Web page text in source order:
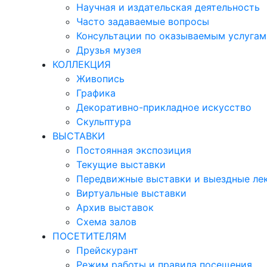
Научная и издательская деятельность
Часто задаваемые вопросы
Консультации по оказываемым услугам
Друзья музея
КОЛЛЕКЦИЯ
Живопись
Графика
Декоративно-прикладное искусство
Скульптура
ВЫСТАВКИ
Постоянная экспозиция
Текущие выставки
Передвижные выставки и выездные
Виртуальные выставки
Архив выставок
Схема залов
ПОСЕТИТЕЛЯМ
Прейскурант
Режим работы и правила посещения